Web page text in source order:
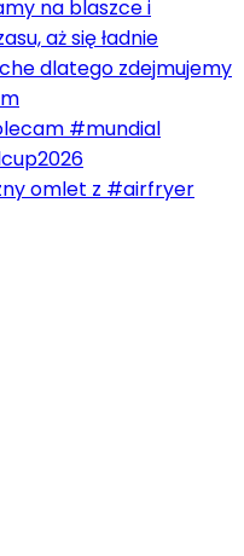
omlet z #airfryer